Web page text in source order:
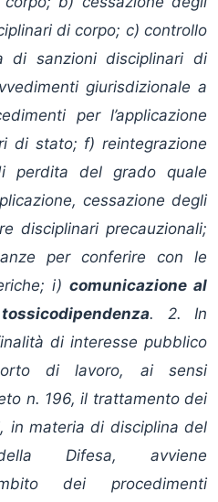
di corpo; c) controllo
di sanzioni disciplinari di
giurisdizionale a
per l’applicazione
di stato; f) reintegrazione
perdita del grado quale
cessazione degli
disciplinari precauzionali;
per conferire con le
i) comunicazione al
. 2. In
di interesse pubblico
di lavoro, ai sensi
n. 196, il trattamento dei
in materia di disciplina del
Difesa, avviene
dei procedimenti